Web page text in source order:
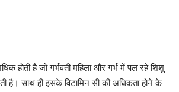
होती है जो गर्भवती महिला और गर्भ में पल रहे शिशु
है। साथ ही इसके विटामिन सी की अधिकता होने के